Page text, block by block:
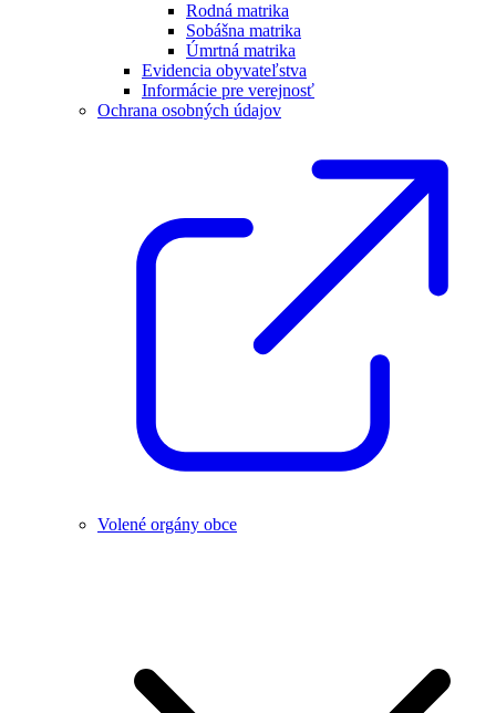
Rodná matrika
Sobášna matrika
Úmrtná matrika
Evidencia obyvateľstva
Informácie pre verejnosť
Ochrana osobných údajov
Volené orgány obce